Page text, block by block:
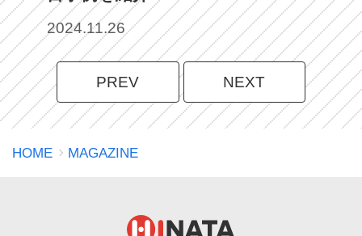
2024.11.26
投
稿
PREV NEXT
HOME MAGAZINE